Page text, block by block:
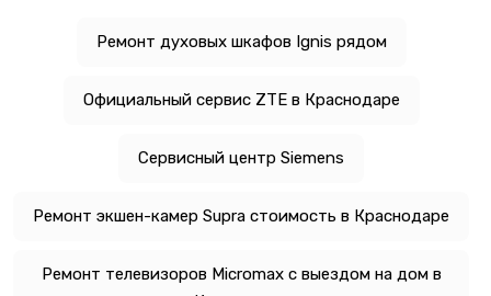
Ремонт духовых шкафов Ignis рядом
Официальный сервис ZTE в Краснодаре
Сервисный центр Siemens
Ремонт экшен-камер Supra стоимость в Краснодаре
Ремонт телевизоров Micromax с выездом на дом в